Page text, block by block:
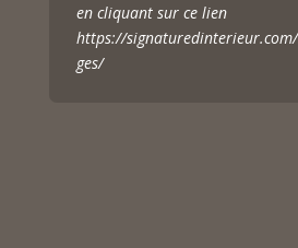
en cliquant sur ce lien
https://
ges/